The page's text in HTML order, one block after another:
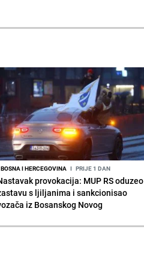
BOSNA I HERCEGOVINA I PRIJE 1 DAN
provokacija: MUP RS oduzeo
s ljiljanima i sankcionisao
iz Bosanskog Novog